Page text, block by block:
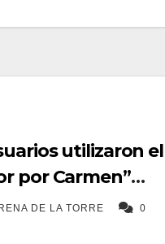
utilizaron el
por Carmen”
2026
DE LA TORRE 0